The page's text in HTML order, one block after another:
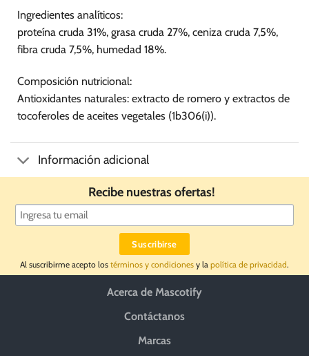
Ingredientes analíticos:
proteína cruda 31%, grasa cruda 27%, ceniza cruda 7,5%,
fibra cruda 7,5%, humedad 18%.
Composición nutricional:
Antioxidantes naturales: extracto de romero y extractos de
tocoferoles de aceites vegetales (1b306(i)).
Información adicional
Recibe nuestras ofertas!
Al suscribirme acepto los términos y condiciones y la política de privacidad.
Acerca de Mascotify
Contáctanos
Marcas